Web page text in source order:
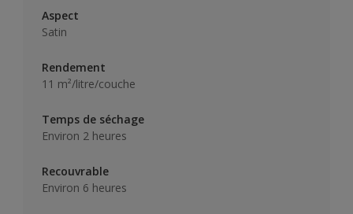
Aspect
Satin
Rendement
11 m²/litre/couche
Temps de séchage
Environ 2 heures
Recouvrable
Environ 6 heures